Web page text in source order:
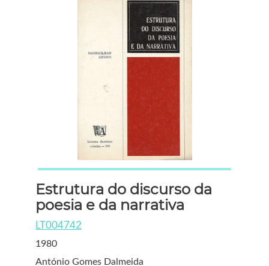
Estrutura do discurso da
poesia e da narrativa
LT004742
1980
António Gomes Dalmeida